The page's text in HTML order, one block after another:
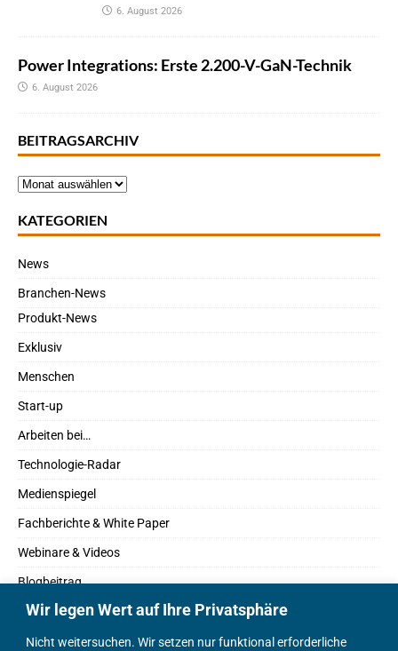
Wir legen Wert auf Ihre Privatsphäre
Nicht weitersuchen. Wir setzen nur funktional erforderliche
6. August 2026
Power Integrations: Erste 2.200-V-GaN-Technik
6. August 2026
BEITRAGSARCHIV
KATEGORIEN
News
Branchen-News
Produkt-News
Exklusiv
Menschen
Start-up
Arbeiten bei…
Technologie-Radar
Medienspiegel
Fachberichte & White Paper
Webinare & Videos
Blogbeitrag
Fachbücher
Marktreport